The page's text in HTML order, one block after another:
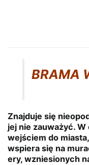
BRAMA
Znajduje się
jej nie zauważyć.
wejściem do
wspiera się na
ery, wzniesionych